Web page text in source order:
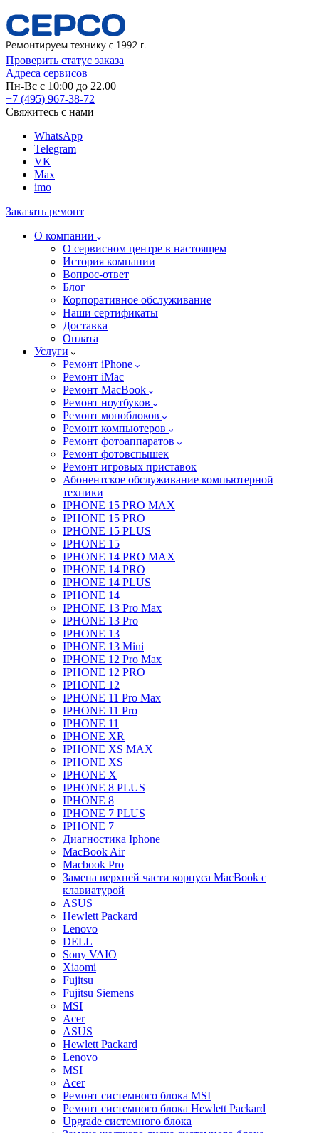
Проверить статус заказа
Адреса сервисов
Пн-Вс с 10:00 до 22.00
+7 (495) 967-38-72
Свяжитесь с нами
WhatsApp
Telegram
VK
Max
imo
Заказать ремонт
О компании
О сервисном центре в настоящем
История компании
Вопрос-ответ
Блог
Корпоративное обслуживание
Наши сертификаты
Доставка
Оплата
Услуги
Ремонт iPhone
Ремонт iMac
Ремонт MacBook
Ремонт ноутбуков
Ремонт моноблоков
Ремонт компьютеров
Ремонт фотоаппаратов
Ремонт фотовспышек
Ремонт игровых приставок
Абонентское обслуживание компьютерной
техники
IPHONE 15 PRO MAX
IPHONE 15 PRO
IPHONE 15 PLUS
IPHONE 15
IPHONE 14 PRO MAX
IPHONE 14 PRO
IPHONE 14 PLUS
IPHONE 14
IPHONE 13 Pro Max
IPHONE 13 Pro
IPHONE 13
IPHONE 13 Mini
IPHONE 12 Pro Max
IPHONE 12 PRO
IPHONE 12
IPHONE 11 Pro Max
IPHONE 11 Pro
IPHONE 11
IPHONE XR
IPHONE XS MAX
IPHONE XS
IPHONE X
IPHONE 8 PLUS
IPHONE 8
IPHONE 7 PLUS
IPHONE 7
Диагностика Iphone
MacBook Air
Macbook Pro
Замена верхней части корпуса MacBook с
клавиатурой
ASUS
Hewlett Packard
Lenovo
DELL
Sony VAIO
Xiaomi
Fujitsu
Fujitsu Siemens
MSI
Acer
ASUS
Hewlett Packard
Lenovo
MSI
Acer
Ремонт системного блока MSI
Ремонт системного блока Hewlett Packard
Upgrade системного блока